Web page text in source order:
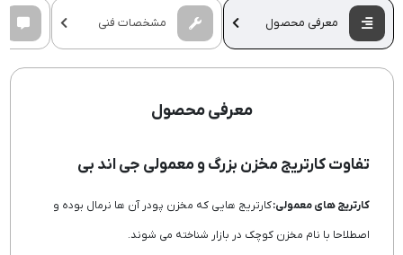
معرفی محصول مشخصات فنی
معرفی محصول
تفاوت کارتریج مخزن بزرگ و معمولی جی اند بی
کارتریج های معمولی:کارتریج هایی که مخزن پودر آن ها نرمال بوده و
اصطلاحا با نام مخزن کوچک در بازار شناخته می شوند.